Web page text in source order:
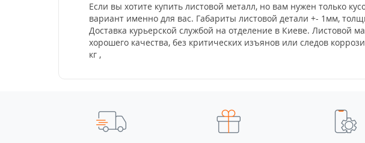
Если вы хотите купить листовой металл, но вам нужен только
вариант именно для вас. Габариты листовой детали +- 1мм,
Доставка курьерской службой на отделение в Киеве. Листовой
хорошего качества, без критических изъянов или следов
кг ,